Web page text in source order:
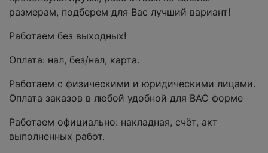
размерам, подберем для Вас лучший вариант!
Работаем без выходных!
Оплата: нал, без/нал, карта.
Работаем с физическими и юридическими лицами.
Оплата заказов в любой удобной для ВАС форме
Работаем официально: накладная, счёт, акт
выполненных работ.